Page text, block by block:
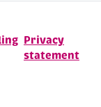
Privacy
statement